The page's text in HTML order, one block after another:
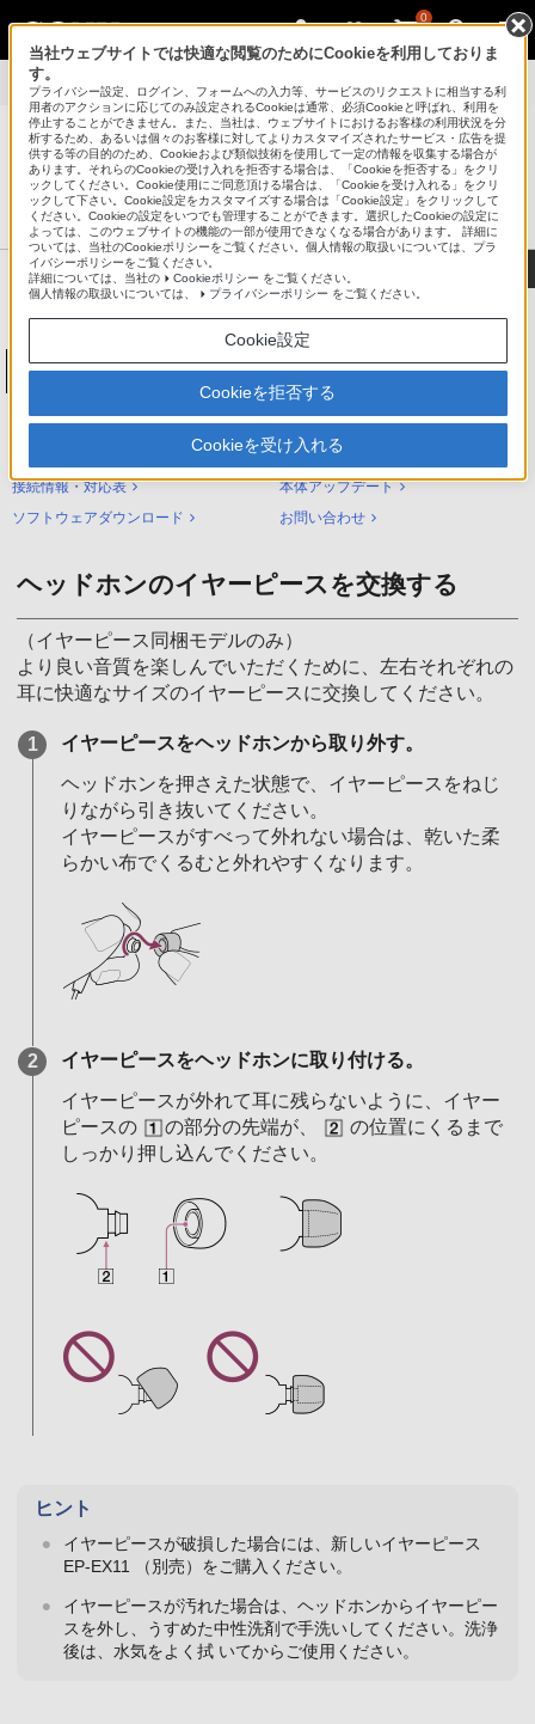
0
製品別サポート > NW-A30シリーズ > 使いかた
ポータブルオーディオプレーヤー ウォークマン®
サポート・お問い合わせ
NW-A30シリーズ
NW-A30シリーズ サポートトップ
困ったときは（Q&A）
接続情報・対応表
本体アップデート
ソフトウェアダウンロード
お問い合わせ
ヘッドホンのイヤーピースを交換する
（イヤーピース同梱モデルのみ）
より良い音質を楽しんでいただくために、左右それぞれの
耳に快適なサイズのイヤーピースに交換してください。
イヤーピースをヘッドホンから取り外す。
ヘッドホンを押さえた状態で、イヤーピースをねじ
りながら引き抜いてください。
イヤーピースがすべって外れない場合は、乾いた柔
らかい布でくるむと外れやすくなります。
イヤーピースをヘッドホンに取り付ける。
イヤーピースが外れて耳に残らないように、イヤー
ピースの
の部分の先端が、
の位置にくるまで
しっかり押し込んでください。
ヒント
イヤーピースが破損した場合には、新しいイヤーピース
EP-EX11 （別売）をご購入ください。
イヤーピースが汚れた場合は、ヘッドホンからイヤーピー
スを外し、うすめた中性洗剤で手洗いしてください。洗浄
後は、水気をよく拭 いてからご使用ください。
当社ウェブサイトでは快適な閲覧のためにCookieを利用しておりま
す。
プライバシー設定、ログイン、フォームへの入力等、サービスのリクエストに相当する利
用者のアクションに応じてのみ設定されるCookieは通常、必須Cookieと呼ばれ、利用を
停止することができません。また、当社は、ウェブサイトにおけるお客様の利用状況を分
析するため、あるいは個々のお客様に対してよりカスタマイズされたサービス・広告を提
供する等の目的のため、Cookieおよび類似技術を使用して一定の情報を収集する場合が
あります。それらのCookieの受け入れを拒否する場合は、「Cookieを拒否する」をクリ
ックしてください。Cookie使用にご同意頂ける場合は、「Cookieを受け入れる」をクリ
ックして下さい。Cookie設定をカスタマイズする場合は「Cookie設定」をクリックして
ください。Cookieの設定をいつでも管理することができます。選択したCookieの設定に
よっては、このウェブサイトの機能の一部が使用できなくなる場合があります。 詳細に
ついては、当社のCookieポリシーをご覧ください。個人情報の取扱いについては、プラ
イバシーポリシーをご覧ください。
詳細については、当社の
Cookieポリシー をご覧ください。
個人情報の取扱いについては、
プライバシーポリシー をご覧ください。
Cookie設定
Cookieを拒否する
Cookieを受け入れる